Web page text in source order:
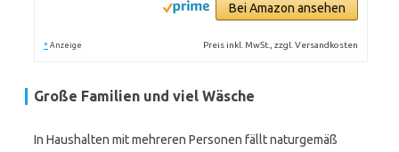
Bei Amazon ansehen
* Anzeige Preis inkl. MwSt., zzgl. Versandkosten
Große Familien und viel Wäsche
In Haushalten mit mehreren Personen fällt naturgemäß